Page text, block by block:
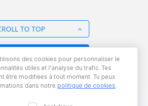
TO TOP
des cookies pour personnaliser le
utiles et l'analyse du trafic. Tes
être modifiées à tout moment. Tu peux
dans notre politique de cookies.